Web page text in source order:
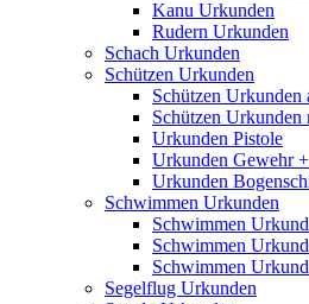
Kanu Urkunden
Rudern Urkunden
Schach Urkunden
Schützen Urkunden
Schützen Urkunden
Schützen Urkunden
Urkunden Pistole
Urkunden Gewehr
Urkunden
Schwimmen Urkunden
Schwimmen
Schwimmen
Schwimmen
Segelflug Urkunden